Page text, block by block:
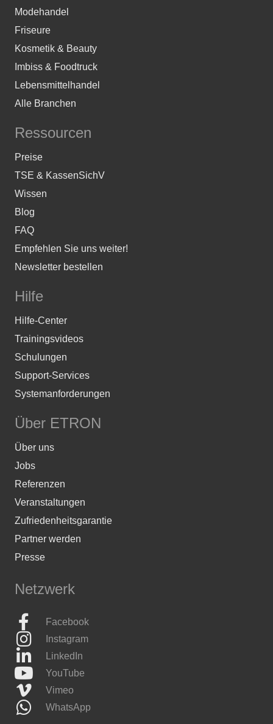
Modehandel
Friseure
Kosmetik & Beauty
Imbiss & Foodtruck
Lebensmittelhandel
Alle Branchen
Ressourcen
Preise
TSE & KassenSichV
Wissen
Blog
FAQ
Empfehlen Sie uns weiter!
Newsletter bestellen
Hilfe
Hilfe-Center
Trainingsvideos
Schulungen
Support-Services
Systemanforderungen
Über ETRON
Über uns
Jobs
Referenzen
Veranstaltungen
Zufriedenheitsgarantie
Partner werden
Presse
Netzwerk
Facebook
Instagram
LinkedIn
YouTube
Vimeo
WhatsApp